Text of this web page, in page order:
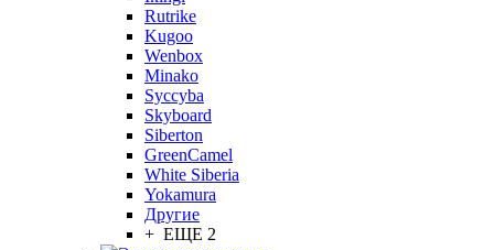
Rutrike
Kugoo
Wenbox
Minako
Syccyba
Skyboard
Siberton
GreenCamel
White Siberia
Yokamura
Другие
+ ЕЩЕ 2